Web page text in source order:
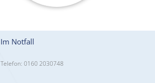
Im Notfall
Telefon: 0160 2030748